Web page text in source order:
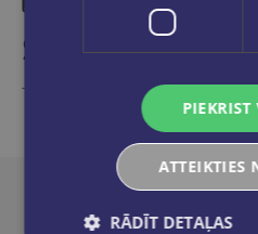
Similar
Take a look
PIEKRIST
ATTEIKTIES
RĀDĪT DETAĻAS